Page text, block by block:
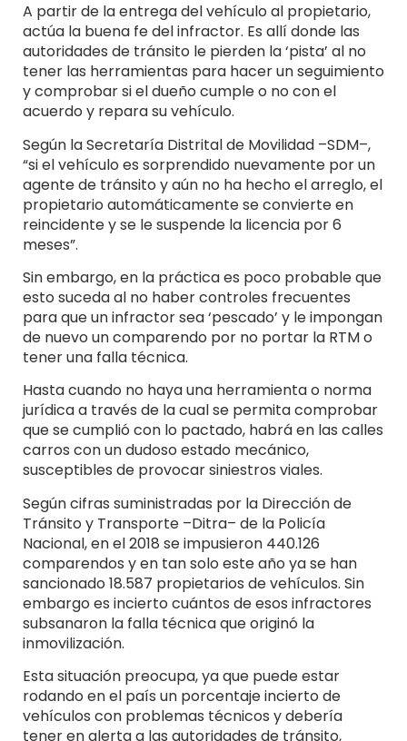
A partir de la entrega del vehículo al propietario,
actúa la buena fe del infractor. Es allí donde las
autoridades de tránsito le pierden la ‘pista’ al no
tener las herramientas para hacer un seguimiento
y comprobar si el dueño cumple o no con el
acuerdo y repara su vehículo.
Según la Secretaría Distrital de Movilidad –SDM–,
“si el vehículo es sorprendido nuevamente por un
agente de tránsito y aún no ha hecho el arreglo, el
propietario automáticamente se convierte en
reincidente y se le suspende la licencia por 6
meses”.
Sin embargo, en la práctica es poco probable que
esto suceda al no haber controles frecuentes
para que un infractor sea ‘pescado’ y le impongan
de nuevo un comparendo por no portar la RTM o
tener una falla técnica.
Hasta cuando no haya una herramienta o norma
jurídica a través de la cual se permita comprobar
que se cumplió con lo pactado, habrá en las calles
carros con un dudoso estado mecánico,
susceptibles de provocar siniestros viales.
Según cifras suministradas por la Dirección de
Tránsito y Transporte –Ditra– de la Policía
Nacional, en el 2018 se impusieron 440.126
comparendos y en tan solo este año ya se han
sancionado 18.587 propietarios de vehículos. Sin
embargo es incierto cuántos de esos infractores
subsanaron la falla técnica que originó la
inmovilización.
Esta situación preocupa, ya que puede estar
rodando en el país un porcentaje incierto de
vehículos con problemas técnicos y debería
tener en alerta a las autoridades de tránsito,